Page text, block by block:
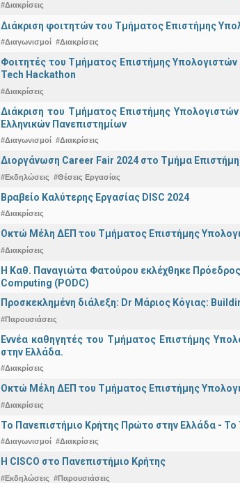
#Διακρίσεις
Διάκριση φοιτητών του Τμήματος Επιστήμης
#Διαγωνισμοί #Διακρίσεις
Φοιτητές του Τμήματος Επιστήμης Υπολογιστών
Tech Hackathon
#Διακρίσεις
Διάκριση του Τμήματος Επιστήμης
Ελληνικών Πανεπιστημίων
#Διαγωνισμοί #Διακρίσεις
Διοργάνωση Career Fair 2024 στο Τμήμα
#Εκδηλώσεις #Θέσεις Εργασίας
Βραβείο Καλύτερης Εργασίας DISC 2024
#Διακρίσεις
Οκτώ Μέλη ΔΕΠ του Τμήματος Επιστήμης
#Διακρίσεις
Η Καθ. Παναγιώτα Φατούρου εκλέχθηκε
Computing (PODC)
Προσκεκλημένη διάλεξη: Dr Μάριος Κόγιας:
#Παρουσιάσεις
Εννέα καθηγητές του Τμήματος Επιστήμης
στην Ελλάδα.
#Διακρίσεις
Οκτώ Μέλη ΔΕΠ του Τμήματος Επιστήμης
#Διακρίσεις
Το Πανεπιστήμιο Κρήτης Πρώτο στην Ελλάδα -
#Διαγωνισμοί #Διακρίσεις
Η CISCO στο Πανεπιστήμιο Κρήτης
#Εκδηλώσεις #Παρουσιάσεις